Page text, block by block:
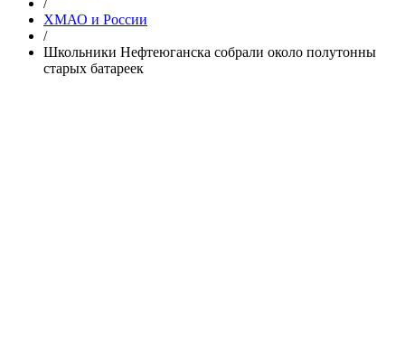
ХМАО и России
/
Школьники Нефтеюганска собрали около полутонны
старых батареек